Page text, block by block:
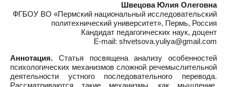
Швецова Юлия Олеговна
ФГБОУ ВО «Пермский национальный исследовательский
политехнический университет», Пермь, Россия
Кандидат педагогических наук, доцент
E-mail: shvetsova.yuliya@gmail.com
Аннотация. Статья посвящена анализу особенностей
психологических механизмов сложной речемыслительной
деятельности устного последовательного перевода.
Рассматриваются такие механизмы, как мышление,